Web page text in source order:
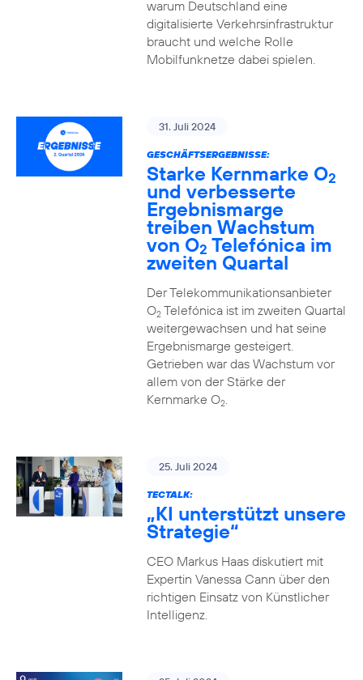
warum Deutschland eine
digitalisierte Verkehrsinfrastruktur
braucht und welche Rolle
Mobilfunknetze dabei spielen.
31. Juli 2024
GESCHÄFTSERGEBNISSE:
Starke Kernmarke O2
und verbesserte
Ergebnismarge
treiben Wachstum
von O2 Telefónica im
zweiten Quartal
Der Telekommunikationsanbieter
O2Telefónica ist im zweiten Quartal
weitergewachsen und hat seine
Ergebnismarge gesteigert.
Getrieben war das Wachstum vor
allem von der Stärke der
Kernmarke O2.
25. Juli 2024
TECTALK:
„KI unterstützt unsere
Strategie“
CEO Markus Haas diskutiert mit
Expertin Vanessa Cann über den
richtigen Einsatz von Künstlicher
Intelligenz.